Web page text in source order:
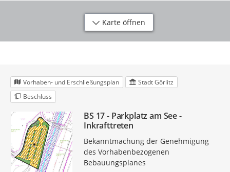
Karte öffnen
Vorhaben- und Erschließungsplan
Stadt Görlitz
Beschluss
BS 17 - Parkplatz am See -
Inkrafttreten
Bekanntmachung der Genehmigung
des Vorhabenbezogenen
Bebauungsplanes